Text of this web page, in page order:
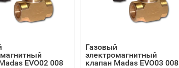
EVО02 008
Газовый
электромагнитный
клапан Madas EVО03 008